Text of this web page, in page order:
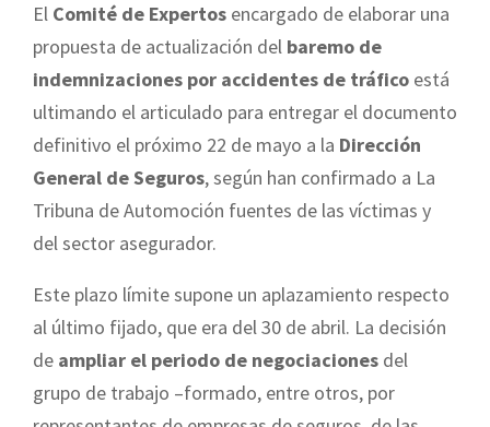
El Comité de Expertos encargado de elaborar una
propuesta de actualización del baremo de
indemnizaciones por accidentes de tráfico está
ultimando el articulado para entregar el documento
definitivo el próximo 22 de mayo a la Dirección
General de Seguros, según han confirmado a La
Tribuna de Automoción fuentes de las víctimas y
del sector asegurador.
Este plazo límite supone un aplazamiento respecto
al último fijado, que era del 30 de abril. La decisión
de ampliar el periodo de negociaciones del
grupo de trabajo –formado, entre otros, por